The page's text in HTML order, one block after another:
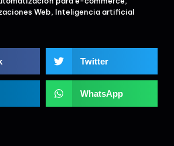
Web, Inteligencia artificial
Twitter
WhatsApp